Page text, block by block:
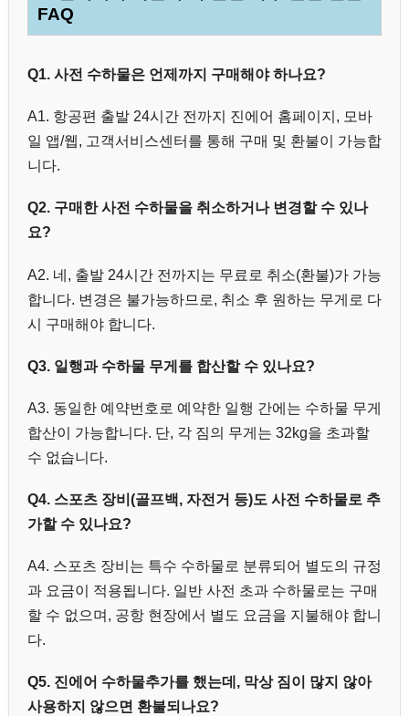
FAQ
Q1. 사전 수하물은 언제까지 구매해야 하나요?
A1. 항공편 출발 24시간 전까지 진에어 홈페이지, 모바
일 앱/웹, 고객서비스센터를 통해 구매 및 환불이 가능합
니다.
Q2. 구매한 사전 수하물을 취소하거나 변경할 수 있나
요?
A2. 네, 출발 24시간 전까지는 무료로 취소(환불)가 가능
합니다. 변경은 불가능하므로, 취소 후 원하는 무게로 다
시 구매해야 합니다.
Q3. 일행과 수하물 무게를 합산할 수 있나요?
A3. 동일한 예약번호로 예약한 일행 간에는 수하물 무게
합산이 가능합니다. 단, 각 짐의 무게는 32kg을 초과할
수 없습니다.
Q4. 스포츠 장비(골프백, 자전거 등)도 사전 수하물로 추
가할 수 있나요?
A4. 스포츠 장비는 특수 수하물로 분류되어 별도의 규정
과 요금이 적용됩니다. 일반 사전 초과 수하물로는 구매
할 수 없으며, 공항 현장에서 별도 요금을 지불해야 합니
다.
Q5. 진에어 수하물추가를 했는데, 막상 짐이 많지 않아
사용하지 않으면 환불되나요?